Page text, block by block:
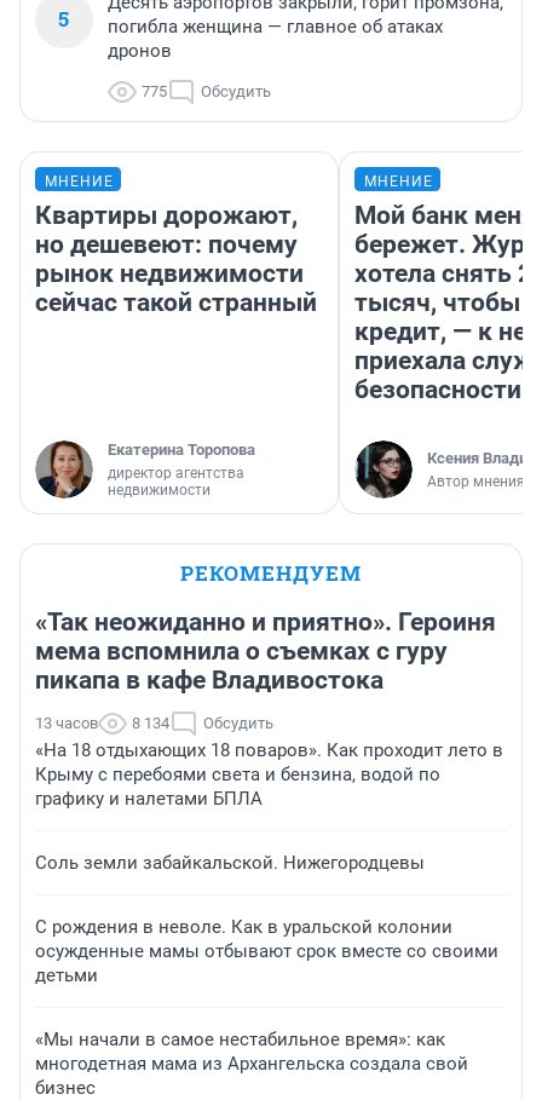
5
погибла женщина — главное об атаках
дронов
775 Обсудить
МНЕНИЕ
Квартиры дорожают,
но дешевеют: почему
рынок недвижимости
сейчас такой странный
Екатерина Торопова
директор агентства
недвижимости
МНЕНИЕ
Мой банк меня
бережет.
хотела снять
тысяч, чтобы
кредит, — к
приехала
безопасности
Ксения
Автор мнения
РЕКОМЕНДУЕМ
«Так неожиданно и приятно». Героиня
мема вспомнила о съемках с гуру
пикапа в кафе Владивостока
13 часов 8 134 Обсудить
«На 18 отдыхающих 18 поваров». Как проходит лето в
Крыму с перебоями света и бензина, водой по
графику и налетами БПЛА
Соль земли забайкальской. Нижегородцевы
С рождения в неволе. Как в уральской колонии
осужденные мамы отбывают срок вместе со своими
детьми
«Мы начали в самое нестабильное время»: как
многодетная мама из Архангельска создала свой
бизнес